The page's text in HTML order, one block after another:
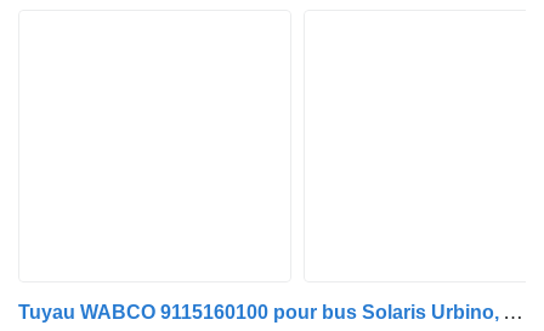
Tuyau WABCO 9115160100 pour bus Solaris Urbino, Alpino, Vacanza (1999-)